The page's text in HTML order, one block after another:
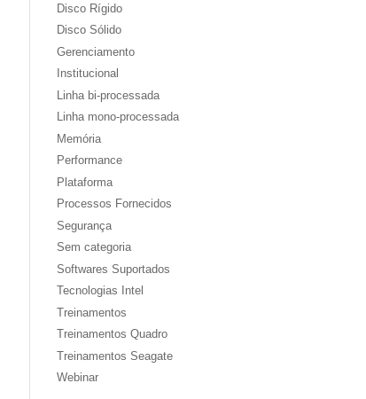
Disco Rígido
Disco Sólido
Gerenciamento
Institucional
Linha bi-processada
Linha mono-processada
Memória
Performance
Plataforma
Processos Fornecidos
Segurança
Sem categoria
Softwares Suportados
Tecnologias Intel
Treinamentos
Treinamentos Quadro
Treinamentos Seagate
Webinar